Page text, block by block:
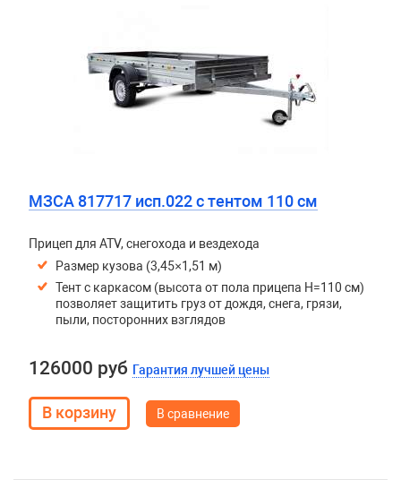
МЗСА 817717 исп.022 с тентом 110 см
Прицеп для ATV, снегохода и вездехода
Размер кузова (3,45×1,51 м)
Тент с каркасом (высота от пола прицепа H=110 см)
позволяет защитить груз от дождя, снега, грязи,
пыли, посторонних взглядов
126000 руб Гарантия лучшей цены
В сравнение